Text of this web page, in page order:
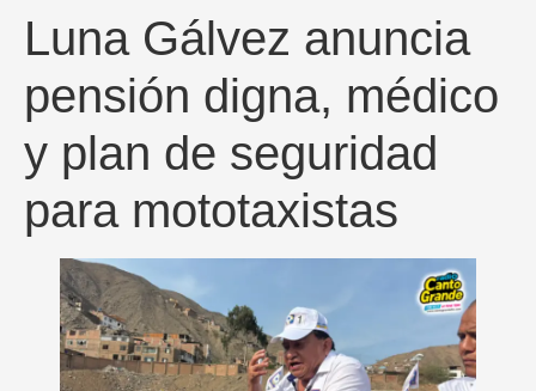
Luna Gálvez anuncia
pensión digna, médico
y plan de seguridad
para mototaxistas